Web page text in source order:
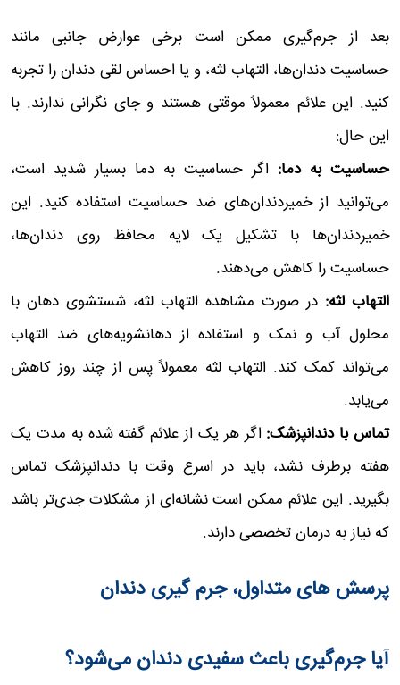
بعد از جرم‌گیری ممکن است برخی عوارض جانبی مانند
حساسیت دندان‌ها، التهاب لثه، و یا احساس لقی دندان را تجربه
کنید. این علائم معمولاً موقتی هستند و جای نگرانی ندارند. با
این حال:
حساسیت به دما: اگر حساسیت به دما بسیار شدید است،
می‌توانید از خمیردندان‌های ضد حساسیت استفاده کنید. این
خمیردندان‌ها با تشکیل یک لایه محافظ روی دندان‌ها،
حساسیت را کاهش می‌دهند.
التهاب لثه: در صورت مشاهده التهاب لثه، شستشوی دهان با
محلول آب و نمک و استفاده از دهانشویه‌های ضد التهاب
می‌تواند کمک کند. التهاب لثه معمولاً پس از چند روز کاهش
می‌یابد.
تماس با دندانپزشک: اگر هر یک از علائم گفته شده به مدت یک
هفته برطرف نشد، باید در اسرع وقت با دندانپزشک تماس
بگیرید. این علائم ممکن است نشانه‌ای از مشکلات جدی‌تر باشد
که نیاز به درمان تخصصی دارند.
پرسش های متداول، جرم گیری دندان
آیا جرم‌گیری باعث سفیدی دندان می‌شود؟